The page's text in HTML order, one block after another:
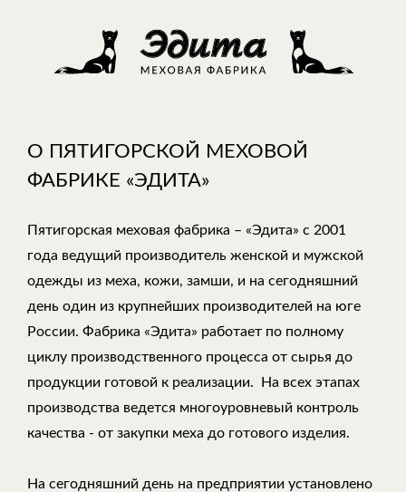
О ПЯТИГОРСКОЙ МЕХОВОЙ
ФАБРИКЕ «ЭДИТА»
Пятигорская меховая фабрика – «Эдита» с 2001
года ведущий производитель женской и мужской
одежды из меха, кожи, замши, и на сегодняшний
день один из крупнейших производителей на юге
России. Фабрика «Эдита» работает по полному
циклу производственного процесса от сырья до
продукции готовой к реализации. На всех этапах
производства ведется многоуровневый контроль
качества - от закупки меха до готового изделия.
На сегодняшний день на предприятии установлено